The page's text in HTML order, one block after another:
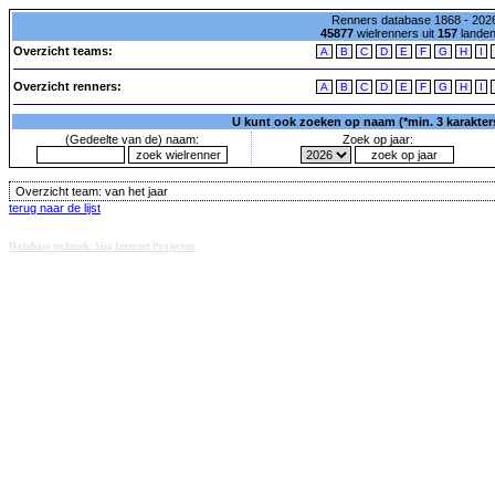
Renners database 1868 -
45877wielrenners uit 157
Overzicht teams:
A B C D E F G H I
Overzicht renners: A B C D E F G H I
U kunt ook zoeken op naam (*min. 3
(Gedeelte van de) naam:
Zoek op jaar:
Overzicht team: van het jaar
terug naar de lijst
Database techniek: Sini Internet Projecten